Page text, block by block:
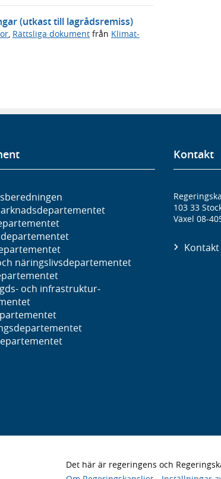
(utkast till lagrådsremiss)
, Rättsliga dokument från Klimat-
näringslivs­departementet
och infrastruktur­
Kontakt
103 33
Växel 08-
Kontakt
Det här är regeringens och